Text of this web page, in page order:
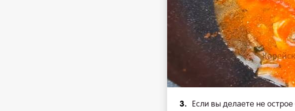
3.
Если вы делаете не